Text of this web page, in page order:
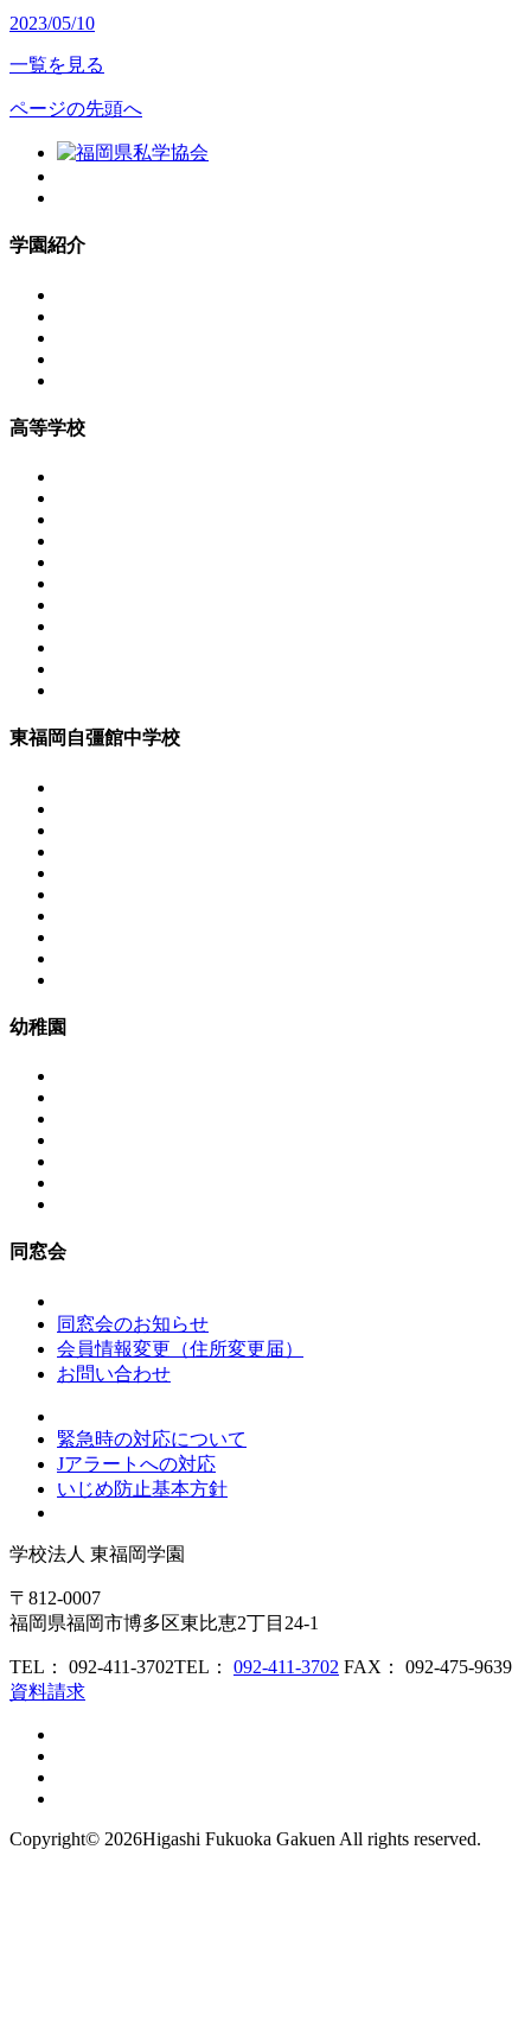
2023/05/10
一覧を見る
ページの先頭へ
学園紹介
高等学校
東福岡自彊館中学校
幼稚園
同窓会
同窓会のお知らせ
会員情報変更（住所変更届）
お問い合わせ
緊急時の対応について
Jアラートへの対応
いじめ防止基本方針
学校法人 東福岡学園
〒812-0007
福岡県福岡市博多区東比恵2丁目24-1
TEL： 092-411-3702TEL： 092-411-3702 FAX： 092-475-9639
資料請求
Copyright© 2026Higashi Fukuoka Gakuen All rights reserved.